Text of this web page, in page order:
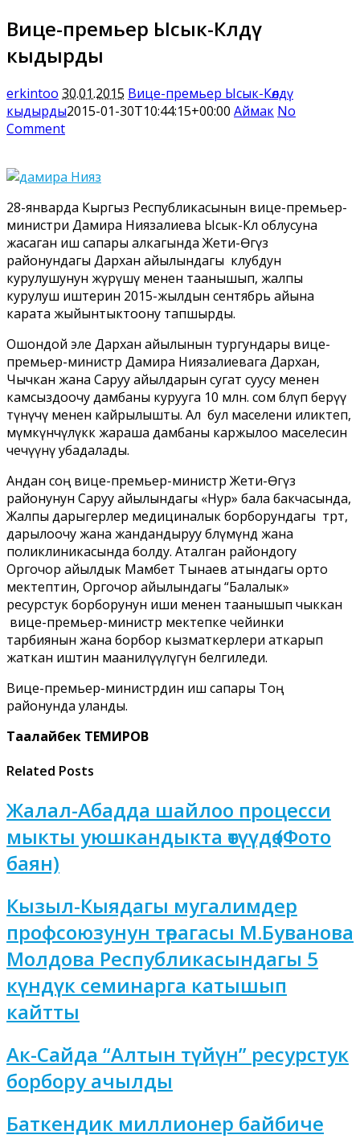
Вице-премьер Ысык-Көлдү
кыдырды
erkintoo 30.01.2015 Вице-премьер Ысык-Көлдү
кыдырды2015-01-30T10:44:15+00:00 Аймак No
Comment
28-январда Кыргыз Республикасынын вице-премьер-
министри Дамира Ниязалиева Ысык-Көл облусуна
жасаган иш сапары алкагында Жети-Өгүз
районундагы Дархан айылындагы клубдун
курулушунун жүрүшү менен таанышып, жалпы
курулуш иштерин 2015-жылдын сентябрь айына
карата жыйынтыктоону тапшырды.
Ошондой эле Дархан айылынын тургундары вице-
премьер-министр Дамира Ниязалиевага Дархан,
Чычкан жана Саруу айылдарын сугат суусу менен
камсыздоочу дамбаны курууга 10 млн. сом бөлүп берүү
өтүнүчү менен кайрылышты. Ал бул маселени иликтеп,
мүмкүнчүлүккө жараша дамбаны каржылоо маселесин
чечүүнү убадалады.
Андан соң вице-премьер-министр Жети-Өгүз
районунун Саруу айылындагы «Нур» бала бакчасында,
Жалпы дарыгерлер медициналык борборундагы төрөт,
дарылоочу жана жандандыруу бөлүмүндө жана
поликлиникасында болду. Аталган райондогу
Оргочор айылдык Мамбет Тынаев атындагы орто
мектептин, Оргочор айылындагы “Балалык»
ресурстук борборунун иши менен таанышып чыккан
вице-премьер-министр мектепке чейинки
тарбиянын жана борбор кызматкерлери аткарып
жаткан иштин маанилүүлүгүн белгиледи.
Вице-премьер-министрдин иш сапары Тоң
районунда уланды.
Таалайбек ТЕМИРОВ
Related Posts
Жалал-Абадда шайлоо процесси
мыкты уюшкандыкта өтүүдө (Фото
баян)
Кызыл-Кыядагы мугалимдер
профсоюзунун төрагасы М.Буванова
Молдова Республикасындагы 5
күндүк семинарга катышып
кайтты
Ак-Сайда “Алтын түйүн” ресурстук
борбору ачылды
Баткендик миллионер байбиче